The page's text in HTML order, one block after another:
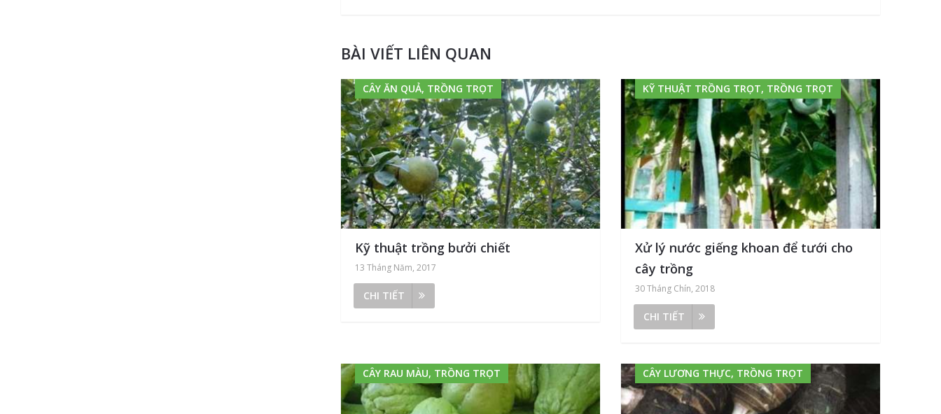
BÀI VIẾT LIÊN QUAN
CÂY ĂN QUẢ, TRỒNG TRỌT
Kỹ thuật trồng bưởi chiết
13 Tháng Năm, 2017
CHI TIẾT
KỸ THUẬT TRỒNG TRỌT, TRỒNG TRỌT
Xử lý nước giếng khoan để tưới cho
cây trồng
30 Tháng Chín, 2018
CHI TIẾT
CÂY RAU MÀU, TRỒNG TRỌT CÂY LƯƠNG THỰC, TRỒNG TRỌT